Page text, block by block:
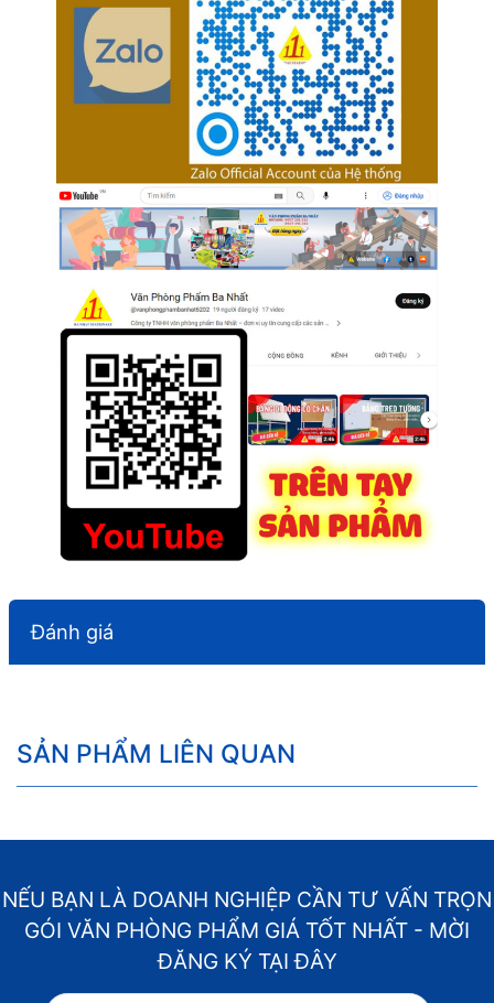
Đánh giá
SẢN PHẨM LIÊN QUAN
NẾU BẠN LÀ DOANH NGHIỆP CẦN TƯ VẤN TRỌN
GÓI VĂN PHÒNG PHẨM GIÁ TỐT NHẤT - MỜI
ĐĂNG KÝ TẠI ĐÂY